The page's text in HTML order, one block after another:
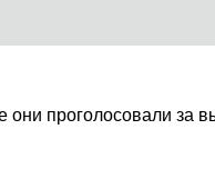
они проголосовали за